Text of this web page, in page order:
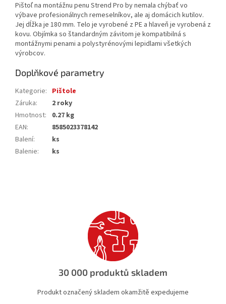
Pištoľ na montážnu penu Strend Pro by nemala chýbať vo
výbave profesionálnych remeselníkov, ale aj domácich kutilov.
Jej dĺžka je 180 mm. Telo je vyrobené z PE a hlaveň je vyrobená z
kovu. Objímka so štandardným závitom je kompatibilná s
montážnymi penami a polystyrénovými lepidlami všetkých
výrobcov.
Doplňkové parametry
Kategorie: Pištole
Záruka:
2 roky
Hmotnost:
0.27 kg
EAN:
8585023378142
Balení:
ks
Balenie: ks
30 000 produktů skladem
Produkt označený skladem okamžitě expedujeme